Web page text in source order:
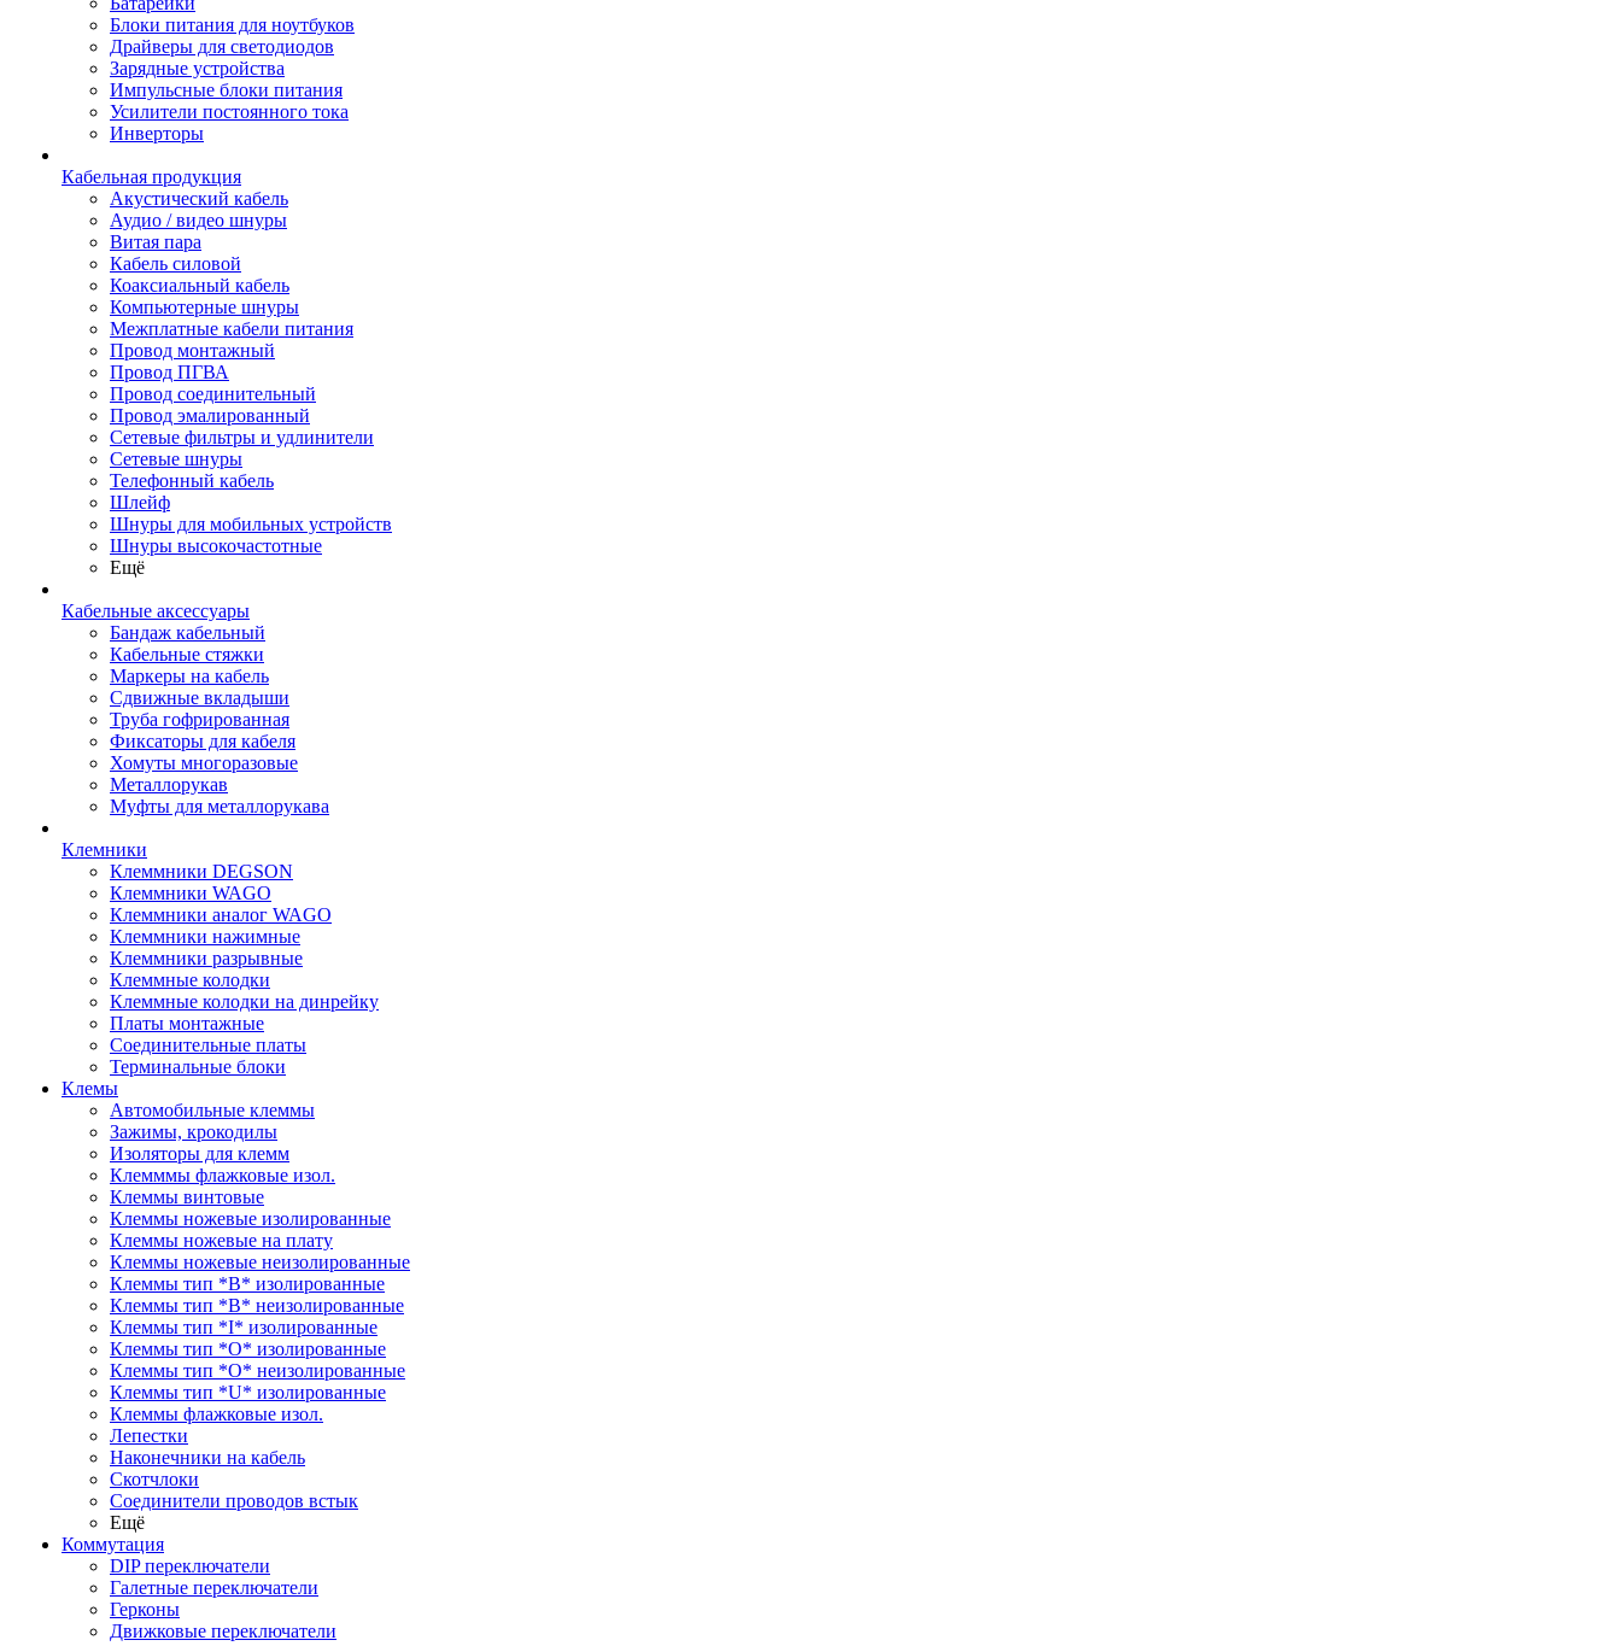
Блоки питания для ноутбуков
Драйверы для светодиодов
Зарядные устройства
Импульсные блоки питания
Усилители постоянного тока
Инверторы
Кабельная продукция
Акустический кабель
Аудио / видео шнуры
Витая пара
Кабель силовой
Коаксиальный кабель
Компьютерные шнуры
Межплатные кабели питания
Провод монтажный
Провод ПГВА
Провод соединительный
Провод эмалированный
Сетевые фильтры и удлинители
Сетевые шнуры
Телефонный кабель
Шлейф
Шнуры для мобильных устройств
Шнуры высокочастотные
Ещё
Кабельные аксессуары
Бандаж кабельный
Кабельные стяжки
Маркеры на кабель
Сдвижные вкладыши
Труба гофрированная
Фиксаторы для кабеля
Хомуты многоразовые
Металлорукав
Муфты для металлорукава
Клемники
Клеммники DEGSON
Клеммники WAGO
Клеммники аналог WAGO
Клеммники нажимные
Клеммники разрывные
Клеммные колодки
Клеммные колодки на динрейку
Платы монтажные
Соединительные платы
Терминальные блоки
Клемы
Автомобильные клеммы
Зажимы, крокодилы
Изоляторы для клемм
Клемммы флажковые изол.
Клеммы винтовые
Клеммы ножевые изолированные
Клеммы ножевые на плату
Клеммы ножевые неизолированные
Клеммы тип *B* изолированные
Клеммы тип *B* неизолированные
Клеммы тип *I* изолированные
Клеммы тип *O* изолированные
Клеммы тип *O* неизолированные
Клеммы тип *U* изолированные
Клеммы флажковые изол.
Лепестки
Наконечники на кабель
Скотчлоки
Соединители проводов встык
Ещё
Коммутация
DIP переключатели
Галетные переключатели
Герконы
Движковые переключатели